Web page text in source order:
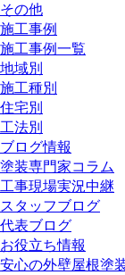
その他
施工事例
施工事例一覧
地域別
施工種別
住宅別
工法別
ブログ情報
塗装専門家コラム
工事現場実況中継
スタッフブログ
代表ブログ
お役立ち情報
安心の外壁屋根塗